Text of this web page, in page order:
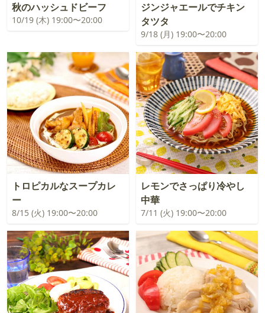
秋のハッシュドビーフ
10/19 (木) 19:00〜20:00
ジンジャエールでチキン
タツタ
9/18 (月) 19:00〜20:00
トロピカルなスープカレ
ー
8/15 (火) 19:00〜20:00
レモンでさっぱり冷やし
中華
7/11 (火) 19:00〜20:00